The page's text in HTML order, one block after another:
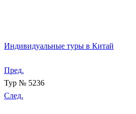
Индивидуальные туры в Китай
Пред.
Тур № 5236
След.